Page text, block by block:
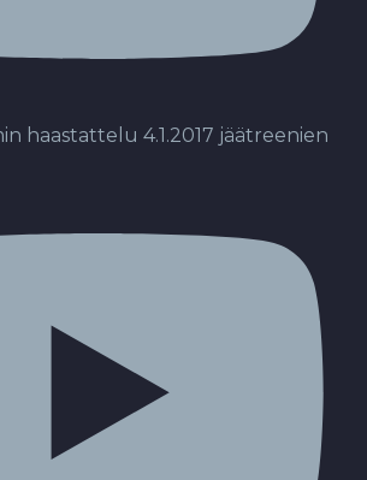
haastattelu 4.1.2017 jäätreenien